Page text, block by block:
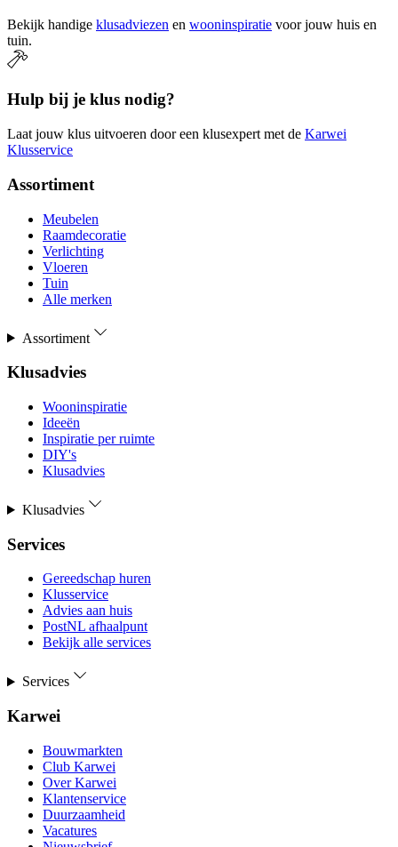
Bekijk handige klusadviezen en wooninspiratie voor jouw huis en
tuin.
Hulp bij je klus nodig?
Laat jouw klus uitvoeren door een klusexpert met de Karwei
Klusservice
Assortiment
Meubelen
Raamdecoratie
Verlichting
Vloeren
Tuin
Alle merken
Assortiment
Klusadvies
Wooninspiratie
Ideeën
Inspiratie per ruimte
DIY's
Klusadvies
Klusadvies
Services
Gereedschap huren
Klusservice
Advies aan huis
PostNL afhaalpunt
Bekijk alle services
Services
Karwei
Bouwmarkten
Club Karwei
Over Karwei
Klantenservice
Duurzaamheid
Vacatures